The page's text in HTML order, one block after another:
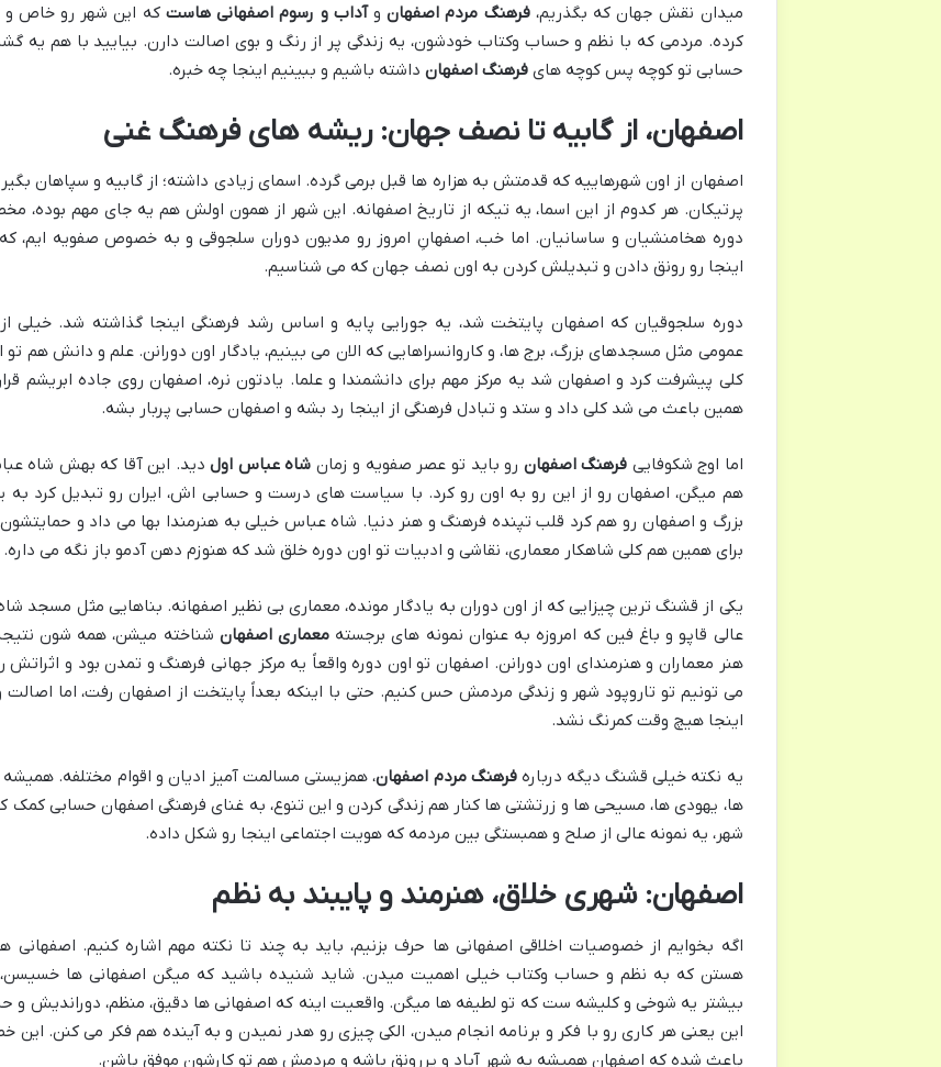
میدان نقش جهان که بگذریم،فرهنگ مردم اصفهانوآداب و رسوم اصفهانی هاست که این شهر رو خاص و
کرده. مردمی که با نظم و حساب وکتاب خودشون، یه زندگی پر از رنگ و بوی اصالت دارن. بیایید با هم یه
حسابی تو کوچه پس کوچه هایفرهنگ اصفهان داشته باشیم و ببینیم اینجا چه خبره.
اصفهان، از گابیه تا نصف جهان: ریشه های فرهنگ غنی
اصفهان از اون شهرهاییه که قدمتش به هزاره ها قبل برمی گرده. اسمای زیادی داشته؛ از گابیه و سپاهان
پرتیکان. هر کدوم از این اسما، یه تیکه از تاریخ اصفهانه. این شهر از همون اولش هم یه جای مهم بوده،
دوره هخامنشیان و ساسانیان. اما خب، اصفهانِ امروز رو مدیون دوران سلجوقی و به خصوص صفویه ایم،
اینجا رو رونق دادن و تبدیلش کردن به اون نصف جهان که می شناسیم.
دوره سلجوقیان که اصفهان پایتخت شد، یه جورایی پایه و اساس رشد فرهنگی اینجا گذاشته شد. خیلی
عمومی مثل مسجدهای بزرگ، برج ها، و کاروانسراهایی که الان می بینیم، یادگار اون دورانن. علم و دانش هم تو
کلی پیشرفت کرد و اصفهان شد یه مرکز مهم برای دانشمندا و علما. یادتون نره، اصفهان روی جاده ابریشم
همین باعث می شد کلی داد و ستد و تبادل فرهنگی از اینجا رد بشه و اصفهان حسابی پربار بشه.
اما اوج شکوفایی فرهنگ اصفهان رو باید تو عصر صفویه و زمان شاه عباس اولدید. این آقا که بهش شاه
هم میگن، اصفهان رو از این رو به اون رو کرد. با سیاست های درست و حسابی اش، ایران رو تبدیل کرد به
بزرگ و اصفهان رو هم کرد قلب تپنده فرهنگ و هنر دنیا. شاه عباس خیلی به هنرمندا بها می داد و
برای همین هم کلی شاهکار معماری، نقاشی و ادبیات تو اون دوره خلق شد که هنوزم دهن آدمو باز نگه می داره.
یکی از قشنگ ترین چیزایی که از اون دوران به یادگار مونده، معماری بی نظیر اصفهانه. بناهایی مثل مسجد
عالی قاپو و باغ فین که امروزه به عنوان نمونه های برجستهمعماری اصفهان شناخته میشن، همه شون
هنر معماران و هنرمندای اون دورانن. اصفهان تو اون دوره واقعاً یه مرکز جهانی فرهنگ و تمدن بود و اثراتش
می تونیم تو تاروپود شهر و زندگی مردمش حس کنیم. حتی با اینکه بعداً پایتخت از اصفهان رفت، اما اصالت
اینجا هیچ وقت کمرنگ نشد.
یه نکته خیلی قشنگ دیگه دربارهفرهنگ مردم اصفهان، همزیستی مسالمت آمیز ادیان و اقوام مختلفه.
ها، یهودی ها، مسیحی ها و زرتشتی ها کنار هم زندگی کردن و این تنوع، به غنای فرهنگی اصفهان حسابی کمک
شهر، یه نمونه عالی از صلح و همبستگی بین مردمه که هویت اجتماعی اینجا رو شکل داده.
اصفهان: شهری خلاق، هنرمند و پایبند به نظم
اگه بخوایم از خصوصیات اخلاقی اصفهانی ها حرف بزنیم، باید به چند تا نکته مهم اشاره کنیم. اصفهانی
هستن که به نظم و حساب وکتاب خیلی اهمیت میدن. شاید شنیده باشید که میگن اصفهانی ها خسیسن،
بیشتر یه شوخی و کلیشه ست که تو لطیفه ها میگن. واقعیت اینه که اصفهانی ها دقیق، منظم، دوراندیش و
این یعنی هر کاری رو با فکر و برنامه انجام میدن، الکی چیزی رو هدر نمیدن و به آینده هم فکر می کنن.
باعث شده که اصفهان همیشه یه شهر آباد و پررونق باشه و مردمش هم تو کارشون موفق باشن.